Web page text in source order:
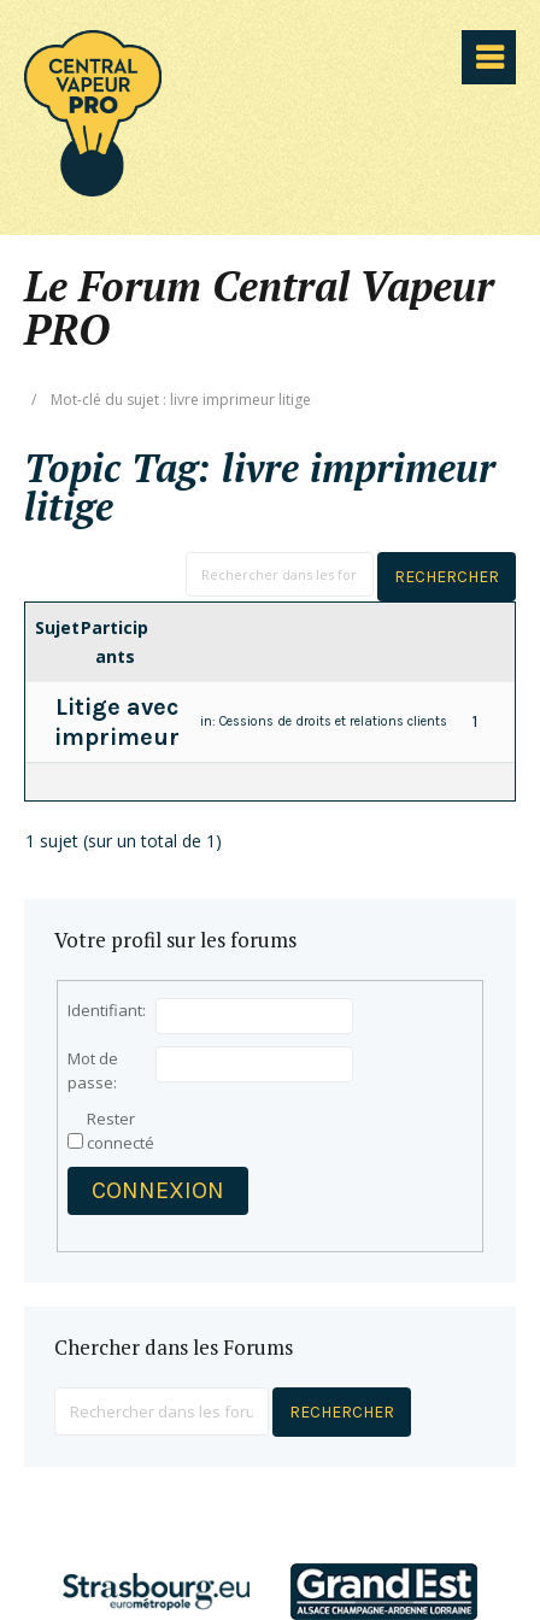
Le Forum Central Vapeur
PRO
/ Mot-clé du sujet : livre imprimeur litige
Topic Tag: livre imprimeur
litige
SujetParticip
ants
Litige avec
imprimeur
in: Cessions de droits et relations clients 1
1 sujet (sur un total de 1)
Votre profil sur les forums
Identifiant:
Mot de
passe:
Rester
connecté
CONNEXION
Chercher dans les Forums